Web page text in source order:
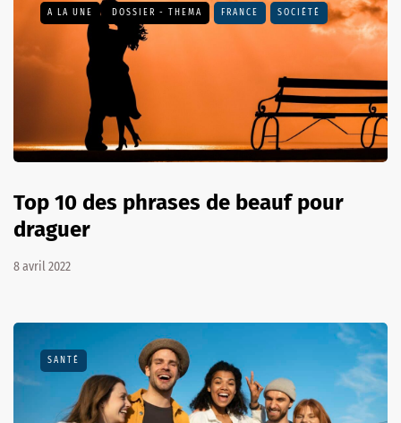
A LA UNE DOSSIER - THEMA FRANCE SOCIÉTÉ
Top 10 des phrases de beauf pour
draguer
8 avril 2022
SANTÉ